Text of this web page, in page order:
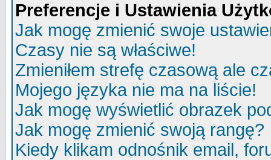
Preferencje i Ustawienia
Jak mogę zmienić swoje
Czasy nie są właściwe!
Zmieniłem strefę czasową ale
Mojego języka nie ma na liście!
Jak mogę wyświetlić obrazek
Jak mogę zmienić swoją rangę?
Kiedy klikam odnośnik email,